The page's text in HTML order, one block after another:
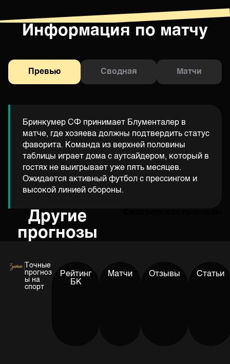
Информация по матчу
Превью Сводная Матчи
Бринкумер СФ принимает Блументалер в
матче, где хозяева должны подтвердить статус
фаворита. Команда из верхней половины
таблицы играет дома с аутсайдером, который в
гостях не выигрывает уже пять месяцев.
Ожидается активный футбол с прессингом и
высокой линией обороны.
Другие
прогнозы
Точные
прогноз
ы на
спорт
Рейтинг
БК
Матчи Отзывы Статьи